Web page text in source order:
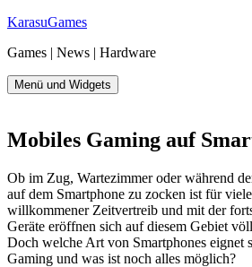
Zum
springen
KarasuGames
Games | News | Hardware
Menü und Widgets
Mobiles Gaming auf
Ob im Zug, Wartezimmer oder während
auf dem Smartphone zu zocken ist für
willkommener Zeitvertreib und mit der
Geräte eröffnen sich auf diesem Gebiet
Doch welche Art von Smartphones eignet
Gaming und was ist noch alles möglich?